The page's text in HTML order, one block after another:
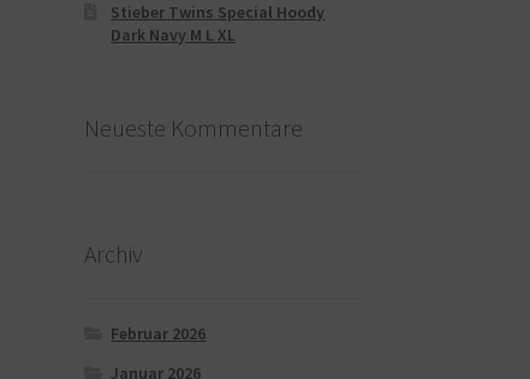
Stieber Twins Special Hoody
Dark Navy M L XL
Neueste Kommentare
Archiv
Februar 2026
Januar 2026